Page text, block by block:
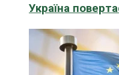
Україна